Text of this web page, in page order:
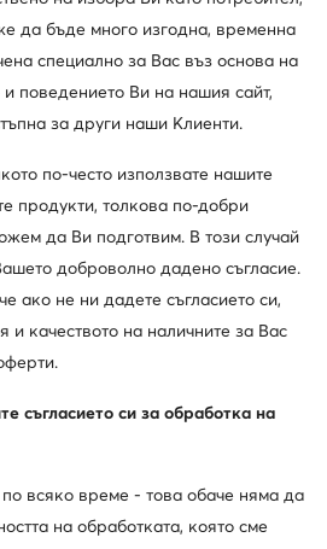
още 15% Код: SUMMER
72,99 €
да бъде много изгодна, временна
специално за Вас въз основа на
и поведението Ви на нашия сайт,
за други наши Клиенти.
по-често използвате нашите
продукти, толкова по-добри
да Ви подготвим. В този случай
доброволно дадено съгласие.
ако не ни дадете съгласието си,
качеството на наличните за Вас
съгласието си за обработка на
всяко време - това обаче няма да
на обработката, която сме